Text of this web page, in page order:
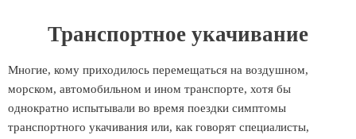
Транспортное укачивание
Многие, кому приходилось перемещаться на воздушном,
морском, автомобильном и ином транспорте, хотя бы
однократно испытывали во время поездки симптомы
транспортного укачивания или, как говорят специалисты,